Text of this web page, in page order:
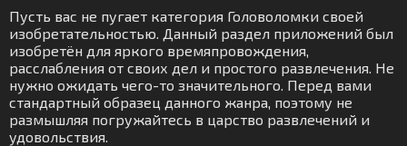
Пусть вас не пугает категория Головоломки своей
изобретательностью. Данный раздел приложений был
изобретён для яркого времяпровождения,
расслабления от своих дел и простого развлечения. Не
нужно ожидать чего-то значительного. Перед вами
стандартный образец данного жанра, поэтому не
размышляя погружайтесь в царство развлечений и
удовольствия.